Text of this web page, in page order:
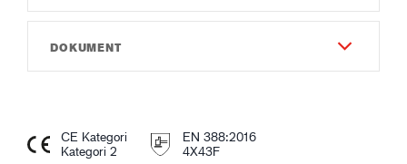
Gauge13
Material & Konstruktion - Utsida
Nitril
Finkornig ytstruktur
Dubbeldoppad
4X43F
EN 16350
DOKUMENT
Försäkran om överensstämmelse
CE Kategori
Kategori 2
EN 388:2016
4X43F